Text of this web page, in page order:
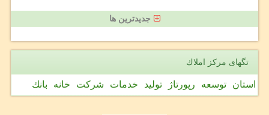
جدیدترین ها
تگهای مركز املاك
استان توسعه رپورتاژ تولید خدمات شركت خانه بانك